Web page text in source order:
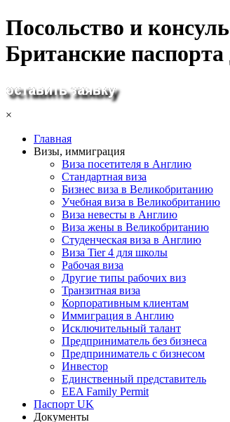
Посольство и
Британские
×
Главная
Визы, иммиграция
Виза посетителя в Англию
Стандартная виза
Бизнес виза в Великобританию
Учебная виза в Великобританию
Виза невесты в Англию
Виза жены в Великобританию
Студенческая виза в Англию
Виза Tier 4 для школы
Рабочая виза
Другие типы рабочих виз
Транзитная виза
Корпоративным клиентам
Иммиграция в Англию
Исключительный талант
Предприниматель без бизнеса
Предприниматель с бизнесом
Инвестор
Единственный представитель
EEA Family Permit
Паспорт UK
Документы